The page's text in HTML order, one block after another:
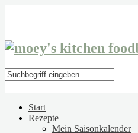
Start
Rezepte
Mein Saisonkalender